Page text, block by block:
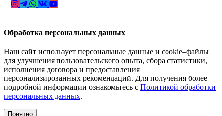
Обработка персональных данных
Наш сайт использует персональные данные и cookie–файлы
для улучшения пользовательского опыта, сбора статистики,
исполнения договора и предоставления
персонализированных рекомендаций. Для получения более
подробной информации ознакомьтесь с Политикой обработки
персональных данных.
Понятно